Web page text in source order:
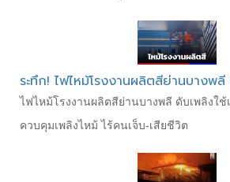
ระทึก! ไฟไหม้โรงงานผลิตสีย่านบางพลี
ไฟไหม้โรงงานผลิตสีย่านบางพลี ดับเพลิงใช้
ควบคุมเพลิงไหม้ ไร้คนเจ็บ-เสียชีวิต